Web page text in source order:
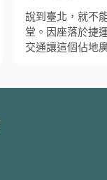
說到臺北，就不
堂。因座落於捷
交通讓這個佔地